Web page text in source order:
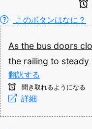
このボタンはなに？
As the bus doors
the railing to steady
翻訳する
聞き取れるようになる
詳細